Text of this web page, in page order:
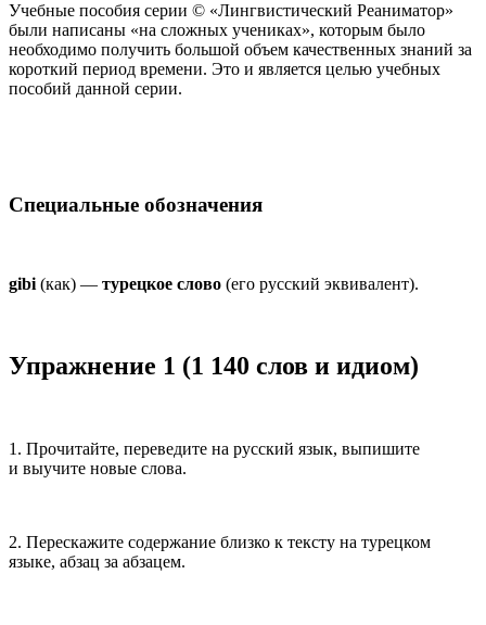
Учебные пособия серии © «Лингвистический Реаниматор»
были написаны «на сложных учениках», которым было
необходимо получить большой объем качественных знаний за
короткий период времени. Это и является целью учебных
пособий данной серии.
Специальные обозначения
gibi (как) — турецкое слово (его русский эквивалент).
Упражнение 1 (1 140 слов и идиом)
1. Прочитайте, переведите на русский язык, выпишите
и выучите новые слова.
2. Перескажите содержание близко к тексту на турецком
языке, абзац за абзацем.